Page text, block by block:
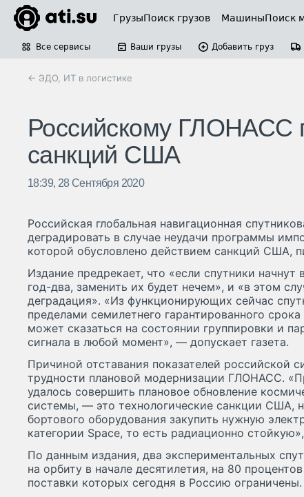
ГрузыПоиск грузов МашиныПоиск
Все сервисы Ваши грузы Добавить груз
← ЭДО, ИТ в логистике
Российскому ГЛОНАСС
санкций США
18:39, 28 Сентября 2020
Российская глобальная навигационная
деградировать в случае неудачи программы
которой обусловлено действием санкций США,
Издание предрекает, что «если спутники
год-два, заменить их будет нечем», и «в этом
деградация». «Из функционирующих сейчас
пределами семилетнего гарантированного
может сказаться на состоянии группировки и
сигнала в любой момент», — допускает газета.
Причиной отставания показателей российской
трудности плановой модернизации ГЛОНАСС.
удалось совершить плановое обновление
системы, — это технологические санкции США,
бортового оборудования закупить нужную
категории Space, то есть радиационно
По данным издания, два экспериментальных
на орбиту в начале десятилетия, на 80
поставки которых сегодня в Россию ограничены.